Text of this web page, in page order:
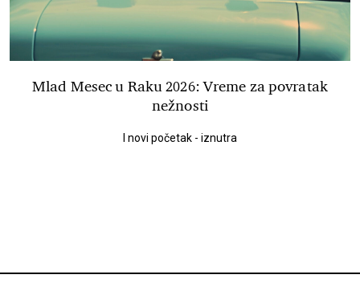
Mlad Mesec u Raku 2026: Vreme za povratak
nežnosti
I novi početak - iznutra